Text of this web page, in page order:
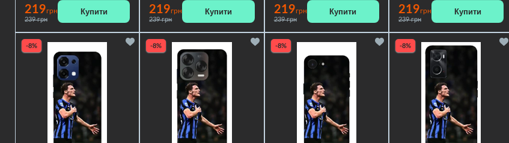
219грн
239 грн
Купити 219грн
239 грн
Купити 219грн
239 грн
Купити 219грн
239 грн
Купити
-8% -8% -8% -8%